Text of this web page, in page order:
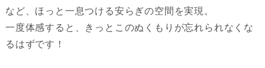
など、ほっと一息つける安らぎの空間を実現。
一度体感すると、きっとこのぬくもりが忘れられなくな
るはずです！